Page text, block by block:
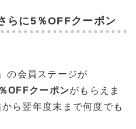
らに5％OFFクーポン
の会員ステージが
OFFクーポンがもらえま
ら翌年度末まで何度でも